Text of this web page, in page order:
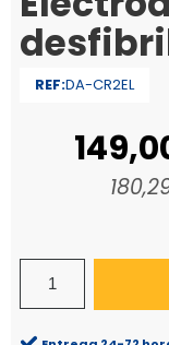
REF:DA-CR2EL